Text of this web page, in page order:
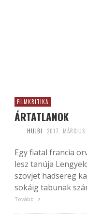
FILMKRITIKA
ÁRTATLANOK
HUJBI 2017. MÁRCIUS
Egy fiatal francia
lesz tanúja
szovjet hadsereg
sokáig tabunak
Tovább